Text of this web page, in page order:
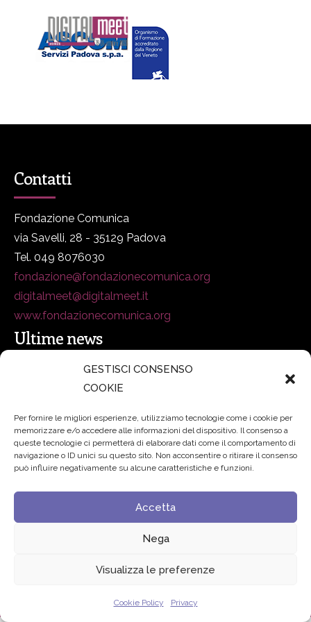
GESTISCI CONSENSO
COOKIE
Per fornire le migliori esperienze, utilizziamo tecnologie come i cookie per
memorizzare e/o accedere alle informazioni del dispositivo. Il consenso a
queste tecnologie ci permetterà di elaborare dati come il comportamento di
navigazione o ID unici su questo sito. Non acconsentire o ritirare il consenso
può influire negativamente su alcune caratteristiche e funzioni.
Accetta
Nega
Visualizza le preferenze
Cookie Policy Privacy
Contatti
Fondazione Comunica
via Savelli, 28 - 35129 Padova
Tel. 049 8076030
fondazione@fondazionecomunica.org
digitalmeet@digitalmeet.it
www.fondazionecomunica.org
Ultime news
secsolutionforum 2026: è Bologna la nuova capitale
Padre Benanti: «Intelligenza artificiale? Contro i nuovi
algoritmi del potere serve una governance condivisa»
Edvance – Digital Education Hub Higher Education